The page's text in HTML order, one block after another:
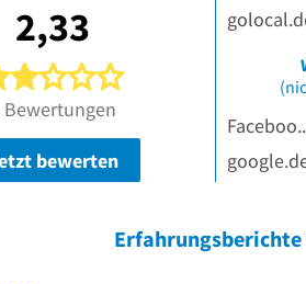
2,33
2 von 5 Sternen
Bewertungen
bewerten
Erfahrungsberichte